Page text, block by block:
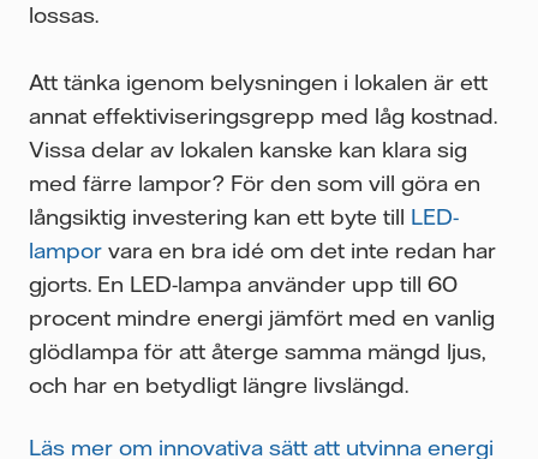
lossas.
Att tänka igenom belysningen i lokalen är ett
annat effektiviseringsgrepp med låg kostnad.
Vissa delar av lokalen kanske kan klara sig
med färre lampor? För den som vill göra en
långsiktig investering kan ett byte till LED-
lampor vara en bra idé om det inte redan har
gjorts. En LED-lampa använder upp till 60
procent mindre energi jämfört med en vanlig
glödlampa för att återge samma mängd ljus,
och har en betydligt längre livslängd.
Läs mer om innovativa sätt att utvinna energi